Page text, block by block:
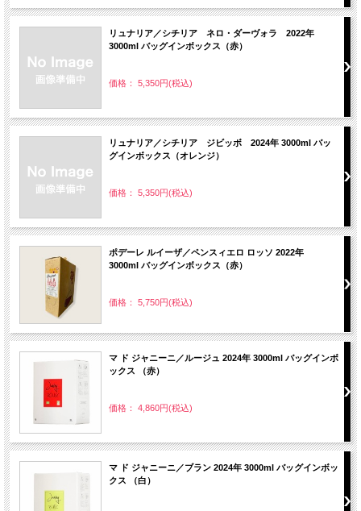
リュナリア／シチリア ネロ・ダーヴォラ 2022年
3000ml バッグインボックス（赤）
価格： 5,350円(税込)
リュナリア／シチリア ジビッボ 2024年 3000ml バッ
グインボックス（オレンジ）
価格： 5,350円(税込)
ポデーレ ルイーザ／ペンスィエロ ロッソ 2022年
3000ml バッグインボックス（赤）
価格： 5,750円(税込)
マ ド ジャニーニ／ルージュ 2024年 3000ml バッグインボ
ックス （赤）
価格： 4,860円(税込)
マ ド ジャニーニ／ブラン 2024年 3000ml バッグインボッ
クス （白）